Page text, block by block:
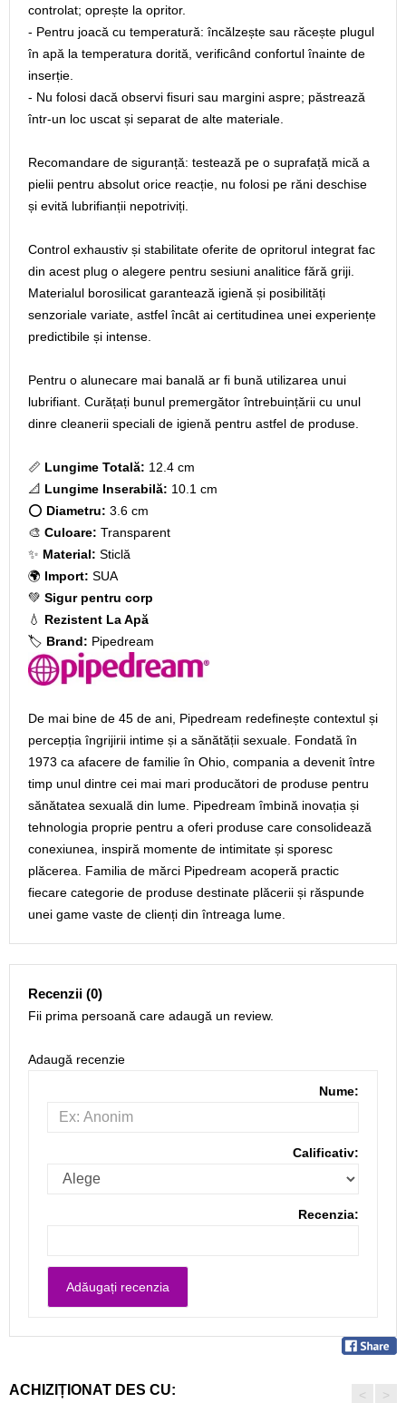
controlat; oprește la opritor.
- Pentru joacă cu temperatură: încălzește sau răcește plugul
în apă la temperatura dorită, verificând confortul înainte de
inserție.
- Nu folosi dacă observi fisuri sau margini aspre; păstrează
într-un loc uscat și separat de alte materiale.
Recomandare de siguranță: testează pe o suprafață mică a
pielii pentru absolut orice reacție, nu folosi pe răni deschise
și evită lubrifianții nepotriviți.
Control exhaustiv și stabilitate oferite de opritorul integrat fac
din acest plug o alegere pentru sesiuni analitice fără griji.
Materialul borosilicat garantează igienă și posibilități
senzoriale variate, astfel încât ai certitudinea unei experiențe
predictibile și intense.
Pentru o alunecare mai banală ar fi bună utilizarea unui
lubrifiant. Curățați bunul premergător întrebuințării cu unul
dinre cleanerii speciali de igienă pentru astfel de produse.
📏 Lungime Totală: 12.4 cm
📐 Lungime Inserabilă: 10.1 cm
⭕ Diametru: 3.6 cm
🎨 Culoare: Transparent
✨ Material: Sticlă
🌍 Import: SUA
💚 Sigur pentru corp
💧 Rezistent La Apă
🏷️ Brand: Pipedream
De mai bine de 45 de ani, Pipedream redefinește contextul și
percepția îngrijirii intime și a sănătății sexuale. Fondată în
1973 ca afacere de familie în Ohio, compania a devenit între
timp unul dintre cei mai mari producători de produse pentru
sănătatea sexuală din lume. Pipedream îmbină inovația și
tehnologia proprie pentru a oferi produse care consolidează
conexiunea, inspiră momente de intimitate și sporesc
plăcerea. Familia de mărci Pipedream acoperă practic
fiecare categorie de produse destinate plăcerii și răspunde
unei game vaste de clienți din întreaga lume.
Recenzii (0)
Fii prima persoană care adaugă un review.
Adaugă recenzie
Nume:
Calificativ:
Recenzia:
ACHIZIȚIONAT DES CU: < >